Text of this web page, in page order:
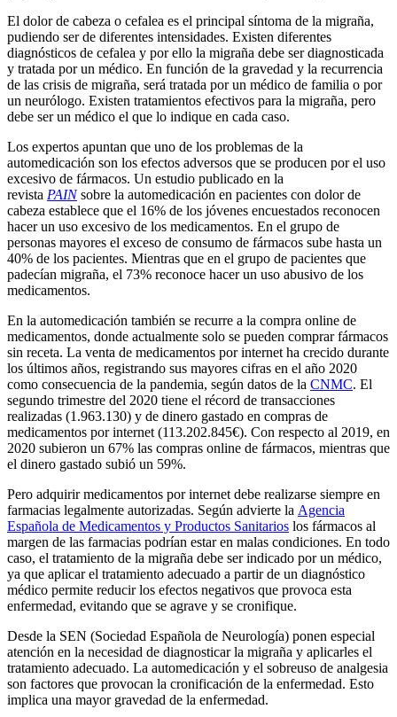
El dolor de cabeza o cefalea es el principal síntoma de la migraña,
pudiendo ser de diferentes intensidades. Existen diferentes
diagnósticos de cefalea y por ello la migraña debe ser diagnosticada
y tratada por un médico. En función de la gravedad y la recurrencia
de las crisis de migraña, será tratada por un médico de familia o por
un neurólogo. Existen tratamientos efectivos para la migraña, pero
debe ser un médico el que lo indique en cada caso.
Los expertos apuntan que uno de los problemas de la
automedicación son los efectos adversos que se producen por el uso
excesivo de fármacos. Un estudio publicado en la
revista PAINsobre la automedicación en pacientes con dolor de
cabeza establece que el 16% de los jóvenes encuestados reconocen
hacer un uso excesivo de los medicamentos. En el grupo de
personas mayores el exceso de consumo de fármacos sube hasta un
40% de los pacientes. Mientras que en el grupo de pacientes que
padecían migraña, el 73% reconoce hacer un uso abusivo de los
medicamentos.
En la automedicación también se recurre a la compra online de
medicamentos, donde actualmente solo se pueden comprar fármacos
sin receta. La venta de medicamentos por internet ha crecido durante
los últimos años, registrando sus mayores cifras en el año 2020
como consecuencia de la pandemia, según datos de la CNMC. El
segundo trimestre del 2020 tiene el récord de transacciones
realizadas (1.963.130) y de dinero gastado en compras de
medicamentos por internet (113.202.845€). Con respecto al 2019, en
2020 subieron un 67% las compras online de fármacos, mientras que
el dinero gastado subió un 59%.
Pero adquirir medicamentos por internet debe realizarse siempre en
farmacias legalmente autorizadas. Según advierte la Agencia
Española de Medicamentos y Productos Sanitarios los fármacos al
margen de las farmacias podrían estar en malas condiciones. En todo
caso, el tratamiento de la migraña debe ser indicado por un médico,
ya que aplicar el tratamiento adecuado a partir de un diagnóstico
médico permite reducir los efectos negativos que provoca esta
enfermedad, evitando que se agrave y se cronifique.
Desde la SEN (Sociedad Española de Neurología) ponen especial
atención en la necesidad de diagnosticar la migraña y aplicarles el
tratamiento adecuado. La automedicación y el sobreuso de analgesia
son factores que provocan la cronificación de la enfermedad. Esto
implica una mayor gravedad de la enfermedad.